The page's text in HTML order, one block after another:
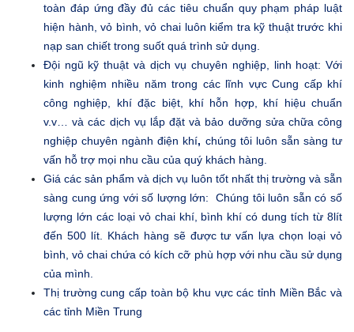
toàn đáp ứng đầy đủ các tiêu chuẩn quy phạm pháp luật
hiện hành, vỏ bình, vỏ chai luôn kiểm tra kỹ thuật trước khi
nạp san chiết trong suốt quá trình sử dụng.
Đội ngũ kỹ thuật và dịch vụ chuyên nghiệp, linh hoạt: Với
kinh nghiệm nhiều năm trong các lĩnh vực Cung cấp khí
công nghiệp, khí đặc biệt, khí hỗn hợp, khí hiệu chuẩn
v.v… và các dịch vụ lắp đặt và bảo dưỡng sửa chữa công
nghiệp chuyên ngành điện khí, chúng tôi luôn sẵn sàng tư
vấn hỗ trợ mọi nhu cầu của quý khách hàng.
Giá các sản phẩm và dịch vụ luôn tốt nhất thị trường và sẵn
sàng cung ứng với số lượng lớn:
Chúng tôi luôn sẵn có số
lượng lớn các loại vỏ chai khí, bình khí có dung tích từ 8lít
đến 500 lít. Khách hàng sẽ được tư vấn lựa chọn loại vỏ
bình, vỏ chai chứa có kích cỡ phù hợp với nhu cầu sử dụng
của mình.
Thị trường cung cấp toàn bộ khu vực các tỉnh Miền Bắc và
các tỉnh Miền Trung